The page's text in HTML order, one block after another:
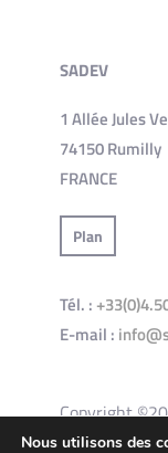
SADEV
1 Allée Jules
74150 Rumilly
FRANCE
Plan
Tél. :
E-mail :
Copyright
Nous utilisons des